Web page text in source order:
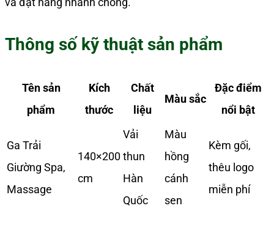
Thông số kỹ thuật sản phẩm
Tên sản
phẩm
Kích
thước
Chất
liệu
Màu sắc
Đặc điểm
nổi bật
Ga Trải
Giường Spa,
Massage
140×200
cm
Vải
thun
Hàn
Quốc
Màu
hồng
cánh
sen
Kèm gối,
thêu logo
miễn phí